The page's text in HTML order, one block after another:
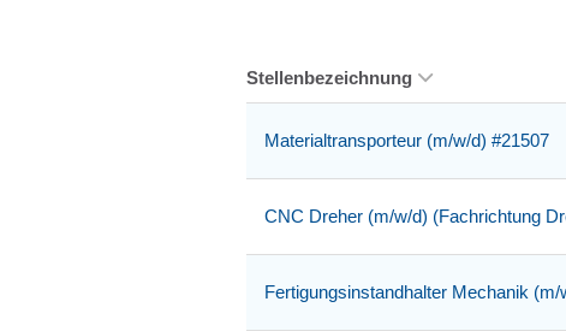
Stellenbezeichnung
Materialtransporteur (m/w/d) #21507
CNC Dreher (m/w/d) (Fachrichtung
Fertigungsinstandhalter Mechanik (m/